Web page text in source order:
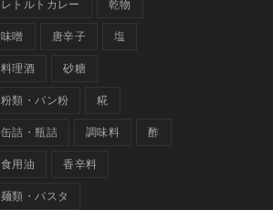
レトルトカレー 乾物
味噌 唐辛子 塩
料理酒 砂糖
粉類・パン粉 糀
缶詰・瓶詰 調味料 酢
食用油 香辛料
麺類・パスタ